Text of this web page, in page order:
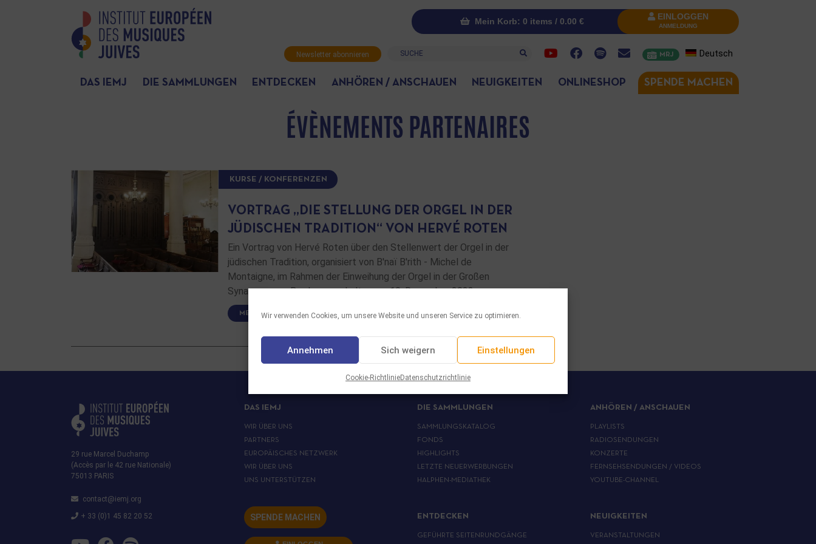
Wir verwenden Cookies, um unsere Website und unseren Service zu optimieren.
Annehmen Sich weigern Einstellungen
Cookie-RichtlinieDatenschutzrichtlinie
Mein Korb: 0 items / 0.00 € EINLOGGEN
ANMELDUNG
Newsletter abonnieren Suche MRJ Deutsch
DAS IEMJ DIE SAMMLUNGEN ENTDECKEN ANHÖREN / ANSCHAUEN NEUIGKEITEN ONLINESHOP SPENDE MACHEN
ÉVÈNEMENTS PARTENAIRES
KURSE / KONFERENZEN
VORTRAG „DIE STELLUNG DER ORGEL IN DER
JÜDISCHEN TRADITION“ VON HERVÉ ROTEN
Ein Vortrag von Hervé Roten über den Stellenwert der Orgel in der
jüdischen Tradition, organisiert von B'naï B'rith - Michel de
Montaigne, im Rahmen der Einweihung der Orgel in der Großen
Synagoge von Bordeaux, gehalten am 10. Dezember 2023 …
MEHR LESEN
29 rue Marcel Duchamp
(Accès par le 42 rue Nationale)
75013 PARIS
contact@iemj.org
+ 33 (0)1 45 82 20 52
DAS IEMJ
WIR ÜBER UNS
PARTNERS
EUROPÄISCHES NETZWERK
WIR ÜBER UNS
UNS UNTERSTÜTZEN
SPENDE MACHEN
DIE SAMMLUNGEN
SAMMLUNGSKATALOG
FONDS
HIGHLIGHTS
LETZTE NEUERWERBUNGEN
HALPHEN-MEDIATHEK
ENTDECKEN
GEFÜHRTE SEITENRUNDGÄNGE
ANHÖREN / ANSCHAUEN
PLAYLISTS
RADIOSENDUNGEN
KONZERTE
FERNSEHSENDUNGEN / VIDEOS
YOUTUBE-CHANNEL
NEUIGKEITEN
VERANSTALTUNGEN